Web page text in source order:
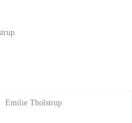
Emilie Tholstrup